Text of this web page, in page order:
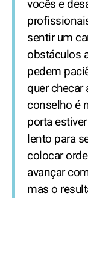
vocês e
sentir um
obstáculos
pedem
quer
conselho é
porta
lento para
colocar
avançar
mas o